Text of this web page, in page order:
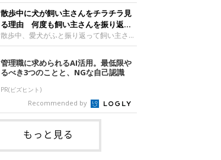
犬の散歩に行くときの注意点は？ いぬの
きもち投稿写真ギャラリーーー夏に愛犬と
散歩に行くときは、どのようなことに注意
をするとよい
のに、急にスイッチが入ったように見える
と不安になることもあります。今回は、犬
が急に走り回る理由や見極め方などについ
て、いぬのきもち獣医師相談室の岡本りさ
先生に伺いました。犬が急に走り回るのは
ラリー犬が突然走り回る行動は、必ずしも
珍しいものではないと考えられています。
体にたまったエ
ばかりだと感じる飼い主さんはいません
か？その様子に、愛犬が夏バテで疲れてい
るのか、元気がないのかなど不安に感じる
方もいるのではないかと思います。 で
は、犬が寝てばかりいるときに対処が必要
かを見極める方法はあるのでしょうか？
「犬の活動量が夏に減る理由と対策」につ
いて、いぬのきもち獣医師相談室の山口み
き先生に話を聞きました。Q. 夏に犬の活
動量が減る理由は？ いぬのきもち投稿写
真ギャラリーーー夏に愛犬の活動量が減る
と感じる飼い主さんもいるようです。理由
としてどのようなこ
散歩中に犬が飼い主さんをチラチラ見
る理由 何度も飼い主さんを振り返る
のはなぜ？
散歩中、愛犬がふと振り返って飼い主さん
の様子を確認する…そんな場面に心当たり
はありませんか？ 何度もチラチラ見られ
ると、「何か気になることがあるの？」
「ちゃんと歩けているかな」と不安になる
ことがあるかもしれません。愛犬が歩きな
がら飼い主さんを振り返るしぐさには、ど
んな気持ちが隠れているのでしょうか。今
回は、犬が散歩中に飼い主さんを確認する
理由や注意すべきサインの見極めかた、対
応のポイントなどについて、いぬのきもち
獣医師相談室の原 駿太朗先生に伺いまし
管理職に求められるAI活用。最低限や
るべき3つのことと、NGな自己認識
PR(ビズヒント)
Recommended by
もっと見る